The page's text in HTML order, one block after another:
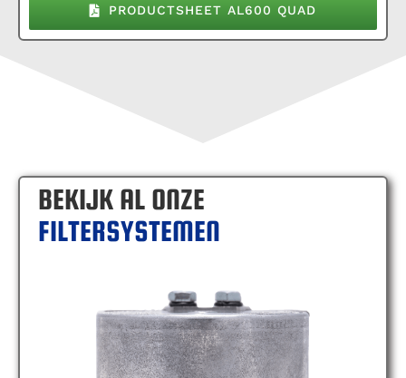
PRODUCTSHEET AL600 QUAD
BEKIJK AL ONZE
FILTERSYSTEMEN